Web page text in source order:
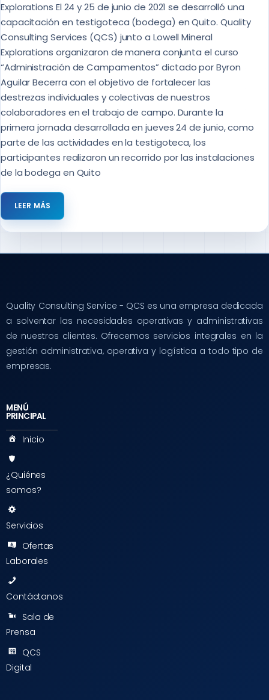
Explorations El 24 y 25 de junio de 2021 se desarrolló una
capacitación en testigoteca (bodega) en Quito. Quality
Consulting Services (QCS) junto a Lowell Mineral
Explorations organizaron de manera conjunta el curso
“Administración de Campamentos” dictado por Byron
Aguilar Becerra con el objetivo de fortalecer las
destrezas individuales y colectivas de nuestros
colaboradores en el trabajo de campo. Durante la
primera jornada desarrollada en jueves 24 de junio, como
parte de las actividades en la testigoteca, los
participantes realizaron un recorrido por las instalaciones
de la bodega en Quito
LEER MÁS
Quality Consulting Service - QCS es una empresa dedicada
a solventar las necesidades operativas y administrativas
de nuestros clientes. Ofrecemos servicios integrales en la
gestión administrativa, operativa y logística a todo tipo de
empresas.
MENÚ
PRINCIPAL
Inicio
¿Quiénes
somos?
Servicios
Ofertas
Laborales
Contáctanos
Sala de
Prensa
QCS
Digital